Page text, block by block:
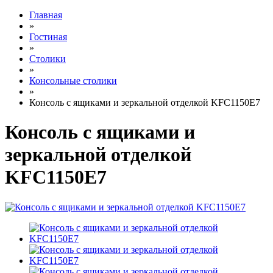
Главная
»
Гостиная
»
Столики
»
Консольные столики
»
Консоль с ящиками и зеркальной отделкой KFC1150E7
Консоль с ящиками и
зеркальной отделкой
KFC1150E7